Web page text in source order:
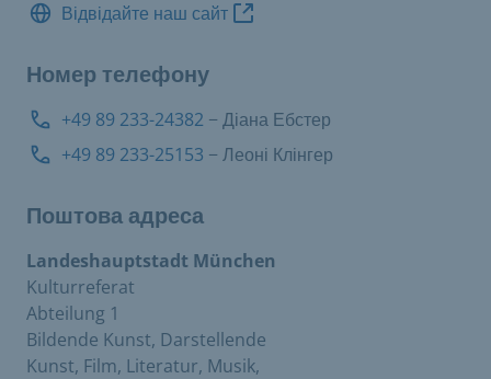
Відвідайте наш сайт
Номер телефону
+49 89 233-24382 − Діана Ебстер
+49 89 233-25153 − Леоні Клінгер
Поштова адреса
Landeshauptstadt München
Kulturreferat
Abteilung 1
Bildende Kunst, Darstellende
Kunst, Film, Literatur, Musik,